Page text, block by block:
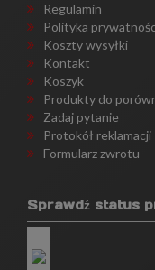
Regulamin
Polityka
Koszty wysyłki
Kontakt
Koszyk
Produkty do
Zadaj pytanie
Protokół reklamacji
Formularz zwrotu
Sprawdź status